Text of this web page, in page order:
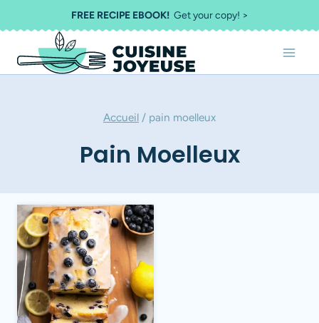
au
contenu
FREE RECIPE EBOOK!Get your copy! >
Accueil / pain moelleux
Pain Moelleux